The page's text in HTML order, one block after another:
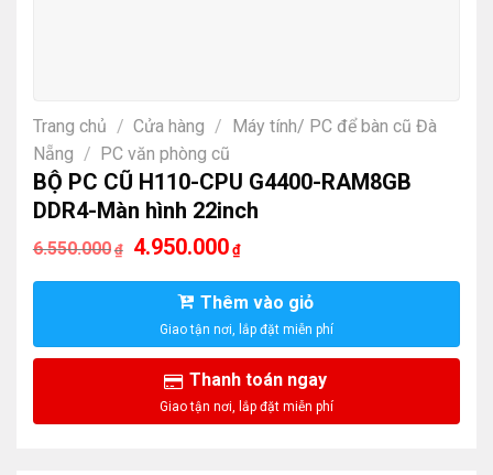
Trang chủ / Cửa hàng /
Máy tính/ PC để bàn cũ Đà
Nẵng / PC văn phòng cũ
BỘ PC CŨ H110-CPU G4400-RAM8GB
DDR4-Màn hình 22inch
6.550.000 ₫
Giá
gốc
là:
6.550.000₫.
4.950.000 ₫Giá
hiện
tại
là:
4.950.000₫.
Thêm vào giỏ
Thanh toán ngay